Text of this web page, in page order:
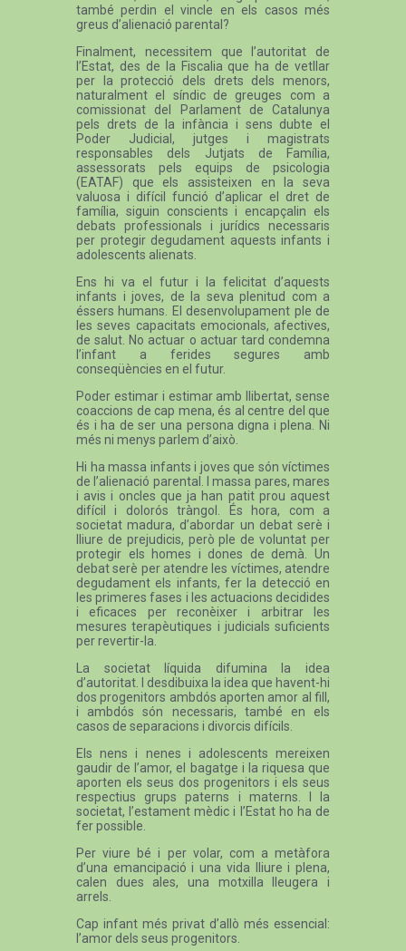
també perdin el vincle en els casos més
greus d’alienació parental?
Finalment, necessitem que l’autoritat de
l’Estat, des de la Fiscalia que ha de vetllar
per la protecció dels drets dels menors,
naturalment el síndic de greuges com a
comissionat del Parlament de Catalunya
pels drets de la infància i sens dubte el
Poder Judicial, jutges i magistrats
responsables dels Jutjats de Família,
assessorats pels equips de psicologia
(EATAF) que els assisteixen en la seva
valuosa i difícil funció d’aplicar el dret de
família, siguin conscients i encapçalin els
debats professionals i jurídics necessaris
per protegir degudament aquests infants i
adolescents alienats.
Ens hi va el futur i la felicitat d’aquests
infants i joves, de la seva plenitud com a
éssers humans. El desenvolupament ple de
les seves capacitats emocionals, afectives,
de salut. No actuar o actuar tard condemna
l’infant a ferides segures amb
conseqüències en el futur.
Poder estimar i estimar amb llibertat, sense
coaccions de cap mena, és al centre del que
és i ha de ser una persona digna i plena. Ni
més ni menys parlem d’això.
Hi ha massa infants i joves que són víctimes
de l’alienació parental. I massa pares, mares
i avis i oncles que ja han patit prou aquest
difícil i dolorós tràngol. És hora, com a
societat madura, d’abordar un debat serè i
lliure de prejudicis, però ple de voluntat per
protegir els homes i dones de demà. Un
debat serè per atendre les víctimes, atendre
degudament els infants, fer la detecció en
les primeres fases i les actuacions decidides
i eficaces per reconèixer i arbitrar les
mesures terapèutiques i judicials suficients
per revertir-la.
La societat líquida difumina la idea
d’autoritat. I desdibuixa la idea que havent-hi
dos progenitors ambdós aporten amor al fill,
i ambdós són necessaris, també en els
casos de separacions i divorcis difícils.
Els nens i nenes i adolescents mereixen
gaudir de l’amor, el bagatge i la riquesa que
aporten els seus dos progenitors i els seus
respectius grups paterns i materns. I la
societat, l’estament mèdic i l’Estat ho ha de
fer possible.
Per viure bé i per volar, com a metàfora
d’una emancipació i una vida lliure i plena,
calen dues ales, una motxilla lleugera i
arrels.
Cap infant més privat d’allò més essencial:
l’amor dels seus progenitors.